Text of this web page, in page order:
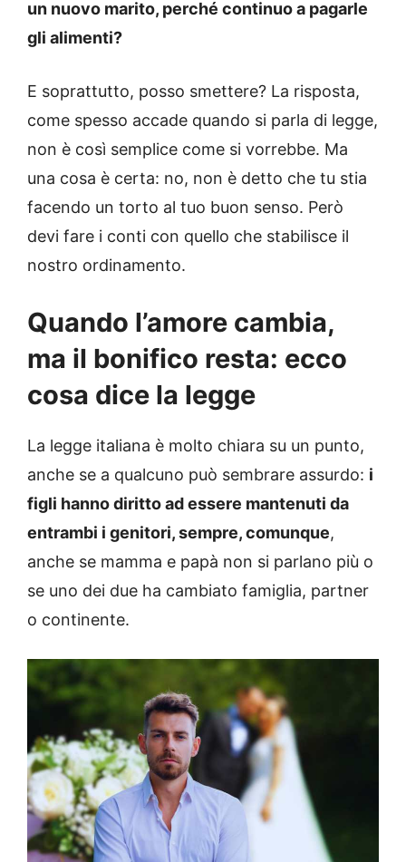
un nuovo marito, perché continuo a pagarle
gli alimenti?
E soprattutto, posso smettere? La risposta,
come spesso accade quando si parla di legge,
non è così semplice come si vorrebbe. Ma
una cosa è certa: no, non è detto che tu stia
facendo un torto al tuo buon senso. Però
devi fare i conti con quello che stabilisce il
nostro ordinamento.
Quando l’amore cambia,
ma il bonifico resta: ecco
cosa dice la legge
La legge italiana è molto chiara su un punto,
anche se a qualcuno può sembrare assurdo: i
figli hanno diritto ad essere mantenuti da
entrambi i genitori, sempre, comunque,
anche se mamma e papà non si parlano più o
se uno dei due ha cambiato famiglia, partner
o continente.